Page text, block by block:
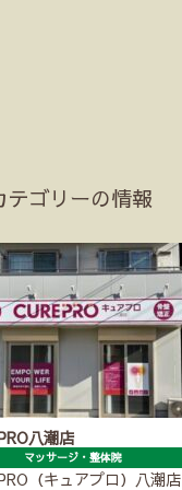
テゴリーの情報
八潮店
マッサージ・整体院
（キュアプロ）八潮店